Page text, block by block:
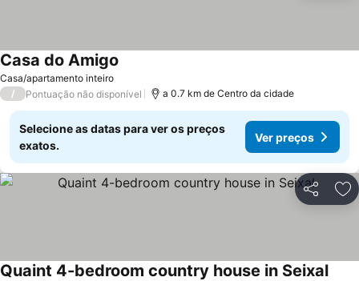
Casa/apartamento inteiro
Casa do Amigo
/ Pontuação não disponível a 0.7 km de Centro da cidade
Selecione as datas para ver os preços
exatos.
Ver preços
Partilhar
Quaint 4-bedroom country house in Seixal